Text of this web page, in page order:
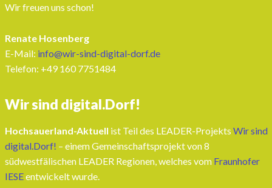
Wir freuen uns schon!
Renate Hosenberg
E-Mail: info@wir-sind-digital-dorf.de
Telefon: ‭+49 160 7751484‬
Wir sind digital.Dorf!
Hochsauerland-Aktuell ist Teil des LEADER-Projekts Wir sind
digital.Dorf! – einem Gemeinschaftsprojekt von 8
südwestfälischen LEADER Regionen, welches vom Fraunhofer
IESEentwickelt wurde.